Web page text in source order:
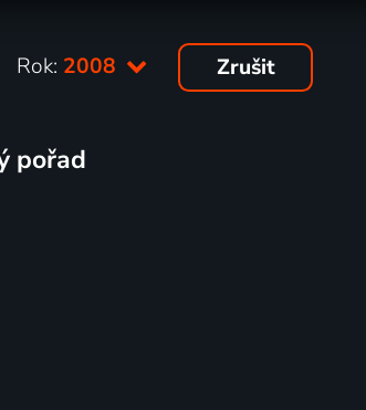
Rok: 2008 Zrušit
pořad